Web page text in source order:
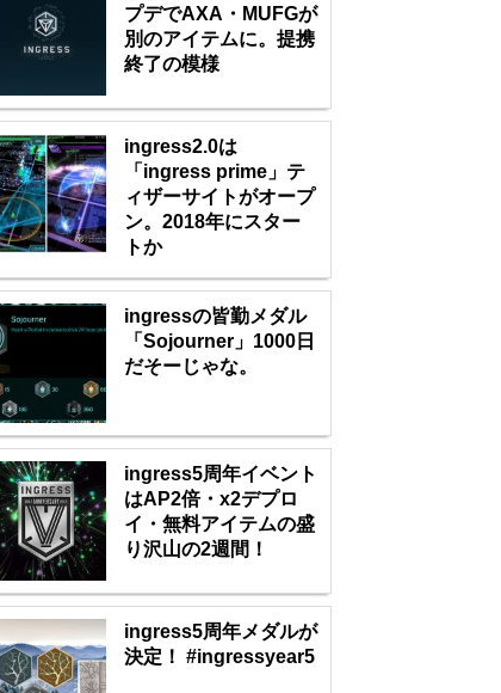
プデでAXA・MUFGが
別のアイテムに。提携
終了の模様
ingress2.0は
「ingress prime」テ
ィザーサイトがオープ
ン。2018年にスター
トか
ingressの皆勤メダル
「Sojourner」1000日
だそーじゃな。
ingress5周年イベント
はAP2倍・x2デプロ
イ・無料アイテムの盛
り沢山の2週間！
ingress5周年メダルが
決定！ #ingressyear5